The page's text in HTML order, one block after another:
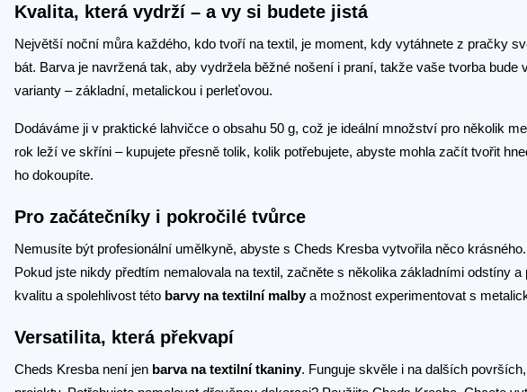
Kvalita, která vydrží – a vy si budete jistá
Největší noční můra každého, kdo tvoří na textil, je moment, kdy vytáhnete z pračky
bát. Barva je navržená tak, aby vydržela běžné nošení i praní, takže vaše tvorba
varianty – základní, metalickou i perleťovou.
Dodáváme ji v praktické lahvičce o obsahu 50 g, což je ideální množství pro několik
rok leží ve skříni – kupujete přesně tolik, kolik potřebujete, abyste mohla začít tvořit
ho dokoupíte.
Pro začátečníky i pokročilé tvůrce
Nemusíte být profesionální umělkyně, abyste s Cheds Kresba vytvořila něco
Pokud jste nikdy předtím nemalovala na textil, začněte s několika základními odstíny
kvalitu a spolehlivost této barvy na textilní malbya možnost experimentovat s
Versatilita, která překvapí
Cheds Kresba není jen barva na textilní tkaniny. Funguje skvěle i na dalších